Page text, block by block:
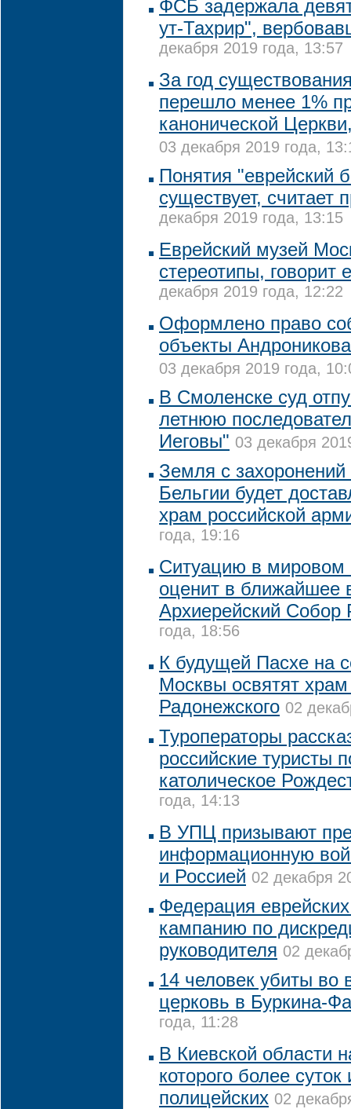
ФСБ задержала
ут-Тахрир",
декабря 2019 года, 13:57
За год
перешло менее 1%
канонической
03 декабря 2019 года,
Понятия "еврейский
существует,
декабря 2019 года, 13:15
Еврейский музей
стереотипы, говорит
декабря 2019 года, 12:22
Оформлено право
объекты
03 декабря 2019 года,
В Смоленске суд
летнюю
Иеговы" 03 декабря
Земля с захоронений
Бельгии будет
храм российской
года, 19:16
Ситуацию в мировом
оценит в ближайшее
Архиерейский
года, 18:56
К будущей Пасхе на
Москвы освятят
Радонежского 02
Туроператоры
российские туристы
католическое
года, 14:13
В УПЦ призывают
информационную
и Россией 02 декабря
Федерация
кампанию по
руководителя 02
14 человек убиты во
церковь в Буркина-
года, 11:28
В Киевской области
которого более
полицейских 02